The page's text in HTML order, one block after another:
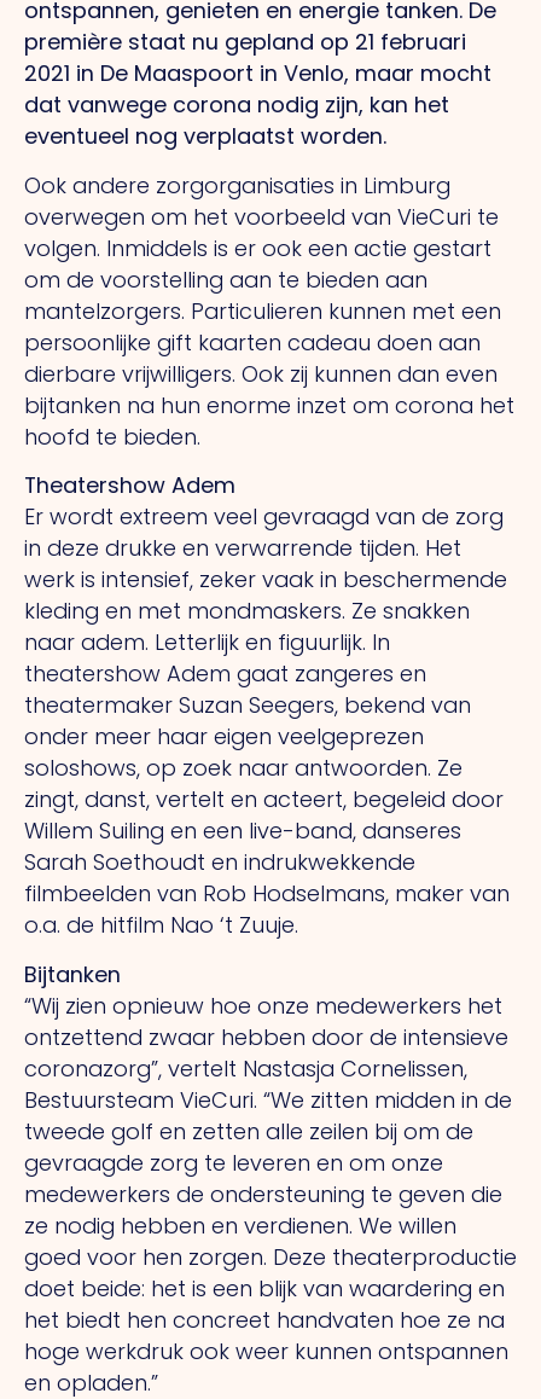
ontspannen, genieten en energie tanken. De
première staat nu gepland op 21 februari
2021 in De Maaspoort in Venlo, maar mocht
dat vanwege corona nodig zijn, kan het
eventueel nog verplaatst worden.
Ook andere zorgorganisaties in Limburg
overwegen om het voorbeeld van VieCuri te
volgen. Inmiddels is er ook een actie gestart
om de voorstelling aan te bieden aan
mantelzorgers. Particulieren kunnen met een
persoonlijke gift kaarten cadeau doen aan
dierbare vrijwilligers. Ook zij kunnen dan even
bijtanken na hun enorme inzet om corona het
hoofd te bieden.
Theatershow Adem
Er wordt extreem veel gevraagd van de zorg
in deze drukke en verwarrende tijden. Het
werk is intensief, zeker vaak in beschermende
kleding en met mondmaskers. Ze snakken
naar adem. Letterlijk en figuurlijk. In
theatershow Adem gaat zangeres en
theatermaker Suzan Seegers, bekend van
onder meer haar eigen veelgeprezen
soloshows, op zoek naar antwoorden. Ze
zingt, danst, vertelt en acteert, begeleid door
Willem Suiling en een live-band, danseres
Sarah Soethoudt en indrukwekkende
filmbeelden van Rob Hodselmans, maker van
o.a. de hitfilm Nao ‘t Zuuje.
Bijtanken
“Wij zien opnieuw hoe onze medewerkers het
ontzettend zwaar hebben door de intensieve
coronazorg”, vertelt Nastasja Cornelissen,
Bestuursteam VieCuri. “We zitten midden in de
tweede golf en zetten alle zeilen bij om de
gevraagde zorg te leveren en om onze
medewerkers de ondersteuning te geven die
ze nodig hebben en verdienen. We willen
goed voor hen zorgen. Deze theaterproductie
doet beide: het is een blijk van waardering en
het biedt hen concreet handvaten hoe ze na
hoge werkdruk ook weer kunnen ontspannen
en opladen.”